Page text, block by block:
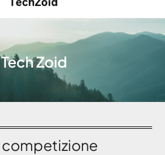
Tech Zoid
competizione